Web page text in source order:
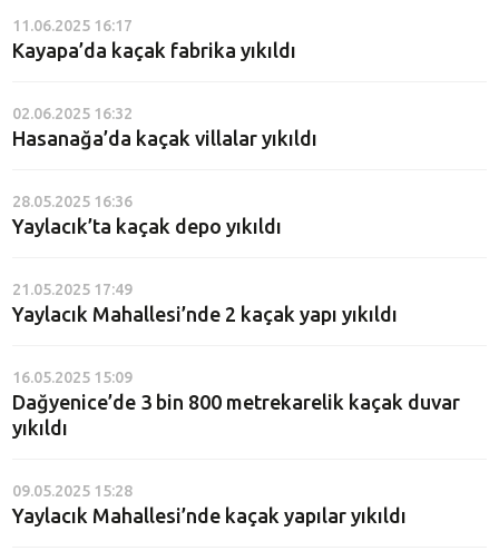
11.06.2025 16:17
Kayapa’da kaçak fabrika yıkıldı
02.06.2025 16:32
Hasanağa’da kaçak villalar yıkıldı
28.05.2025 16:36
Yaylacık’ta kaçak depo yıkıldı
21.05.2025 17:49
Yaylacık Mahallesi’nde 2 kaçak yapı yıkıldı
16.05.2025 15:09
Dağyenice’de 3 bin 800 metrekarelik kaçak duvar
yıkıldı
09.05.2025 15:28
Yaylacık Mahallesi’nde kaçak yapılar yıkıldı